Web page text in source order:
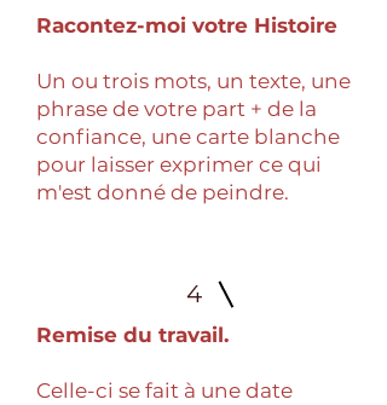
Racontez-moi votre Histoire
Un ou trois mots, un texte, une
phrase de votre part + de la
confiance, une carte blanche
pour laisser exprimer ce qui
m'est donné de peindre.
4
Remise du travail.
Celle-ci se fait à une date